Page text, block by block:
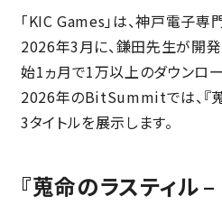
「KIC Games」は、神戸電子
2026年3月に、鎌田先生が開発
始1ヵ月で1万以上のダウンロ
2026年のBitSummitでは、『
3タイトルを展示します。
『蒐命のラスティル